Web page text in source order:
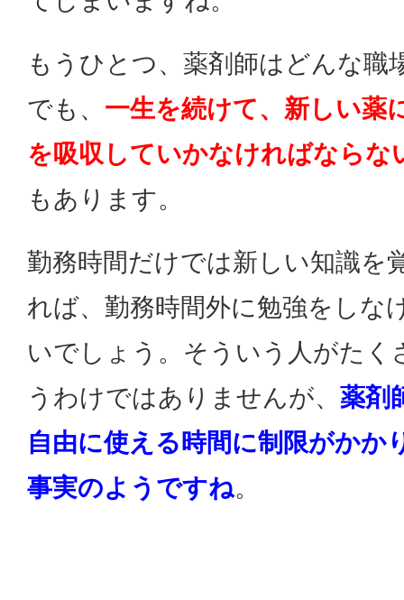
もうひとつ、薬剤師はどんな職
でも、 一生を続けて、 新しい薬
を吸収していかなければならな
もあります。
勤務時間だけでは新しい知識を
れば、勤務時間外に勉強をしな
いでしょう。そういう人がたく
うわけではありませんが、 薬剤
自由に使える時間に制限がかか
事実のようですね。